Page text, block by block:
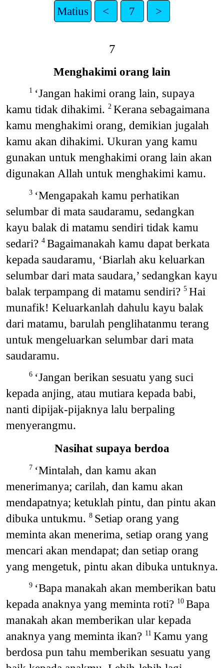
Matius < 7 >
7
Menghakimi orang lain
1 ‘Jangan hakimi orang lain, supaya
kamu tidak dihakimi. 2 Kerana sebagaimana
kamu menghakimi orang, demikian jugalah
kamu akan dihakimi. Ukuran yang kamu
gunakan untuk menghakimi orang lain akan
digunakan Allah untuk menghakimi kamu.
3 ‘Mengapakah kamu perhatikan
selumbar di mata saudaramu, sedangkan
kayu balak di matamu sendiri tidak kamu
sedari? 4 Bagaimanakah kamu dapat berkata
kepada saudaramu, ‘Biarlah aku keluarkan
selumbar dari mata saudara,’ sedangkan kayu
balak terpampang di matamu sendiri? 5 Hai
munafik! Keluarkanlah dahulu kayu balak
dari matamu, barulah penglihatanmu terang
untuk mengeluarkan selumbar dari mata
saudaramu.
6 ‘Jangan berikan sesuatu yang suci
kepada anjing, atau mutiara kepada babi,
nanti dipijak-pijaknya lalu berpaling
menyerangmu.
Nasihat supaya berdoa
7 ‘Mintalah, dan kamu akan
menerimanya; carilah, dan kamu akan
mendapatnya; ketuklah pintu, dan pintu akan
dibuka untukmu. 8 Setiap orang yang
meminta akan menerima, setiap orang yang
mencari akan mendapat; dan setiap orang
yang mengetuk, pintu akan dibuka untuknya.
9 ‘Bapa manakah akan memberikan batu
kepada anaknya yang meminta roti? 10 Bapa
manakah akan memberikan ular kepada
anaknya yang meminta ikan? 11 Kamu yang
berdosa pun tahu memberikan sesuatu yang